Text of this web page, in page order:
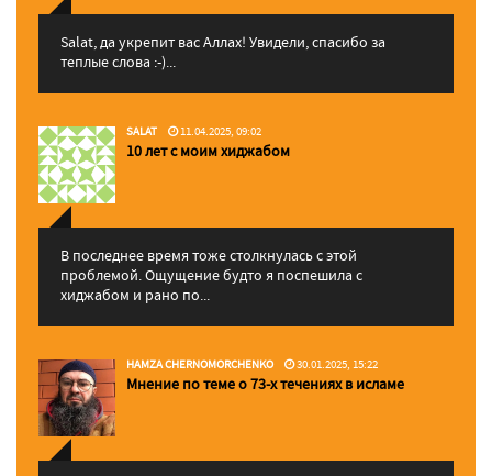
Salat, да укрепит вас Аллаx! Увидели, спасибо за
теплые слова :-)...
SALAT 11.04.2025, 09:02
10 лет с моим хиджабом
В последнее время тоже столкнулась с этой
проблемой. Ощущение будто я поспешила с
хиджабом и рано по...
HAMZA CHERNOMORCHENKO 30.01.2025, 15:22
Мнение по теме о 73-х течениях в исламе